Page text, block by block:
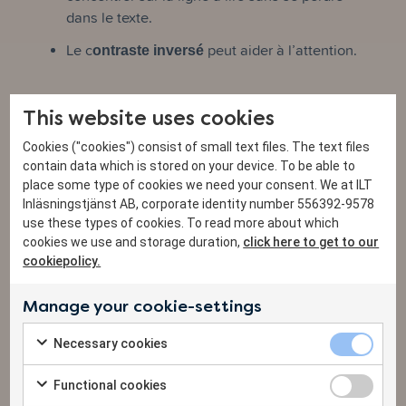
dans le texte.
Le contraste inversé peut aider à l’attention.
This website uses cookies
Cookies ("cookies") consist of small text files. The text files
contain data which is stored on your device. To be able to
place some type of cookies we need your consent. We at ILT
Inläsningstjänst AB, corporate identity number 556392-9578
use these types of cookies. To read more about which
cookies we use and storage duration, click here to get to our
cookiepolicy.
Manage your cookie-settings
Necessary cookies
Check to consent to the use of Necessary cookies
Necessary
Functional cookies Functional